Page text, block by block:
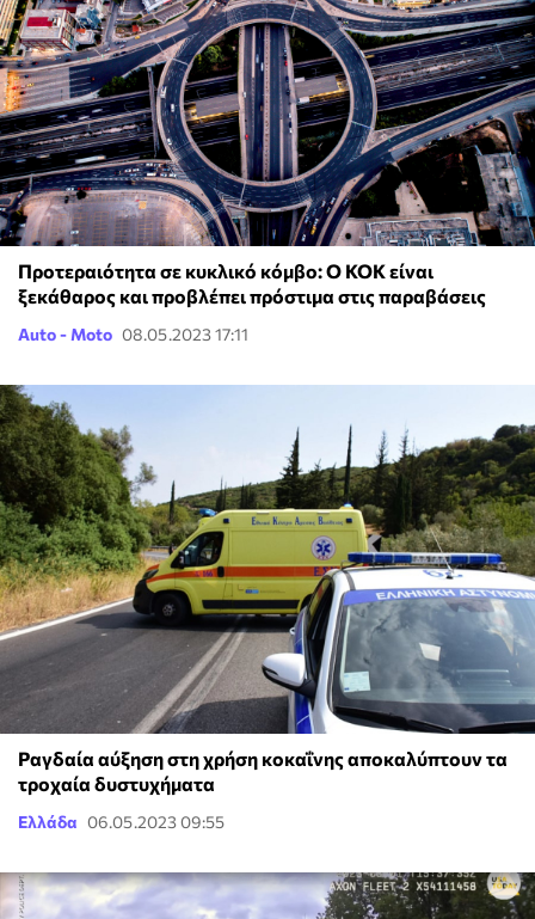
Προτεραιότητα σε κυκλικό κόμβο: Ο ΚΟΚ είναι
ξεκάθαρος και προβλέπει πρόστιμα στις παραβάσεις
Auto - Moto 08.05.2023 17:11
Ραγδαία αύξηση στη χρήση κοκαΐνης αποκαλύπτουν τα
τροχαία δυστυχήματα
Ελλάδα 06.05.2023 09:55